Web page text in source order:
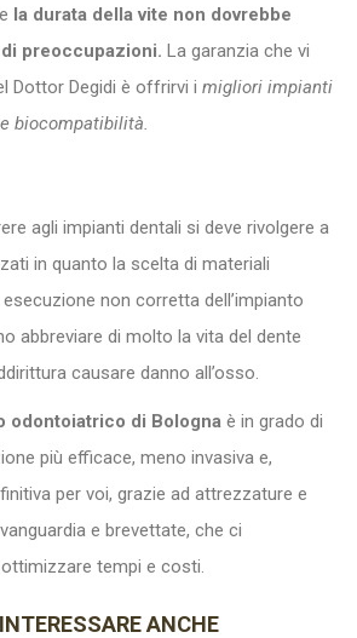
la durata della vite non dovrebbe
preoccupazioni. La garanzia che vi
Dottor Degidi è offrirvi i migliori impianti
biocompatibilità.
agli impianti dentali si deve rivolgere a
in quanto la scelta di materiali
non corretta dell’impianto
abbreviare di molto la vita del dente
causare danno all’osso.
odontoiatrico di Bologna è in grado di
più efficace, meno invasiva e,
per voi, grazie ad attrezzature e
e brevettate, che ci
tempi e costi.
ANCHE